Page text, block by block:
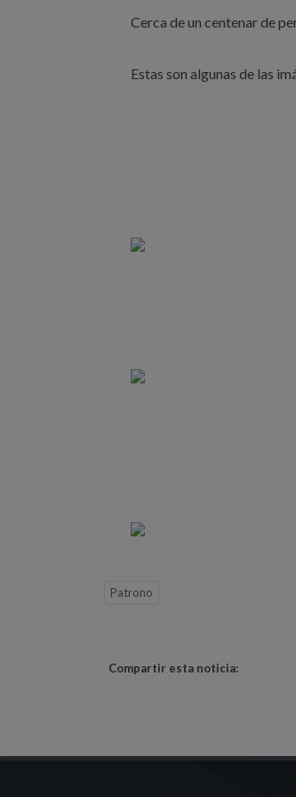
Cerca de un centenar de
Estas son algunas de las
Patrono
Compartir esta noticia: